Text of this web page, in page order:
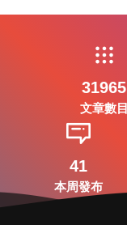
31965
文章數目
41
本周發布